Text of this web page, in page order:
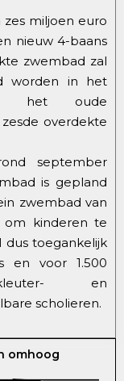
miljoen euro
nieuw 4-baans
zwembad zal
worden in het
het oude
overdekte
september
is gepland
zwembad van
kinderen te
toegankelijk
en voor 1.500
en
scholieren.
omhoog